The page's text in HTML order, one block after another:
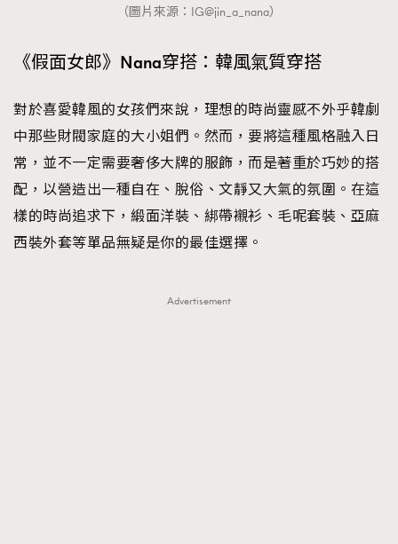
（圖片來源：IG@jin_a_nana）
《假面女郎》Nana穿搭：韓風氣質穿搭
對於喜愛韓風的女孩們來說，理想的時尚靈感不外乎韓劇
中那些財閥家庭的大小姐們。然而，要將這種風格融入日
常，並不一定需要奢侈大牌的服飾，而是著重於巧妙的搭
配，以營造出一種自在、脫俗、文靜又大氣的氛圍。在這
樣的時尚追求下，緞面洋裝、綁帶襯衫、毛呢套裝、亞麻
西裝外套等單品無疑是你的最佳選擇。
Advertisement